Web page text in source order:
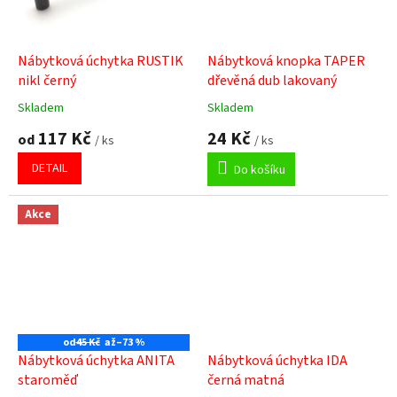
Nábytková úchytka RUSTIK
nikl černý
Průměrné
produktu
5,0
z
hvězdiček.
Skladem
od 117 Kč / ks
DETAIL
Nábytková knopka TAPER
dřevěná dub lakovaný
Průměrné
hodnocení
produktu
5,0
z
Skladem
24 Kč / ks
Do košíku
Akce
od45 Kč až–73 %
Nábytková úchytka ANITA
staroměď
Nábytková úchytka IDA
černá matná